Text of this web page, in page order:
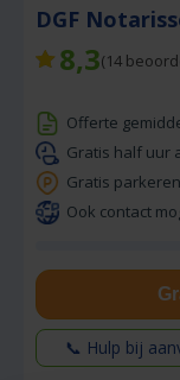
DGF
8,3(14
Offerte
Gratis half uur
Gratis
Ook contact
📞 Hulp bij